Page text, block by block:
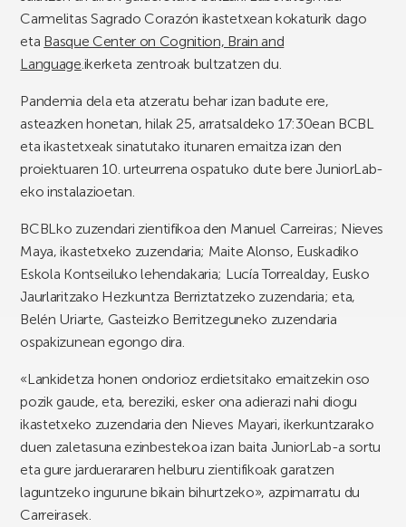
Carmelitas Sagrado Corazón ikastetxean kokaturik dago
eta Basque Center on Cognition, Brain and
Language.ikerketa zentroak bultzatzen du.
Pandemia dela eta atzeratu behar izan badute ere,
asteazken honetan, hilak 25, arratsaldeko 17:30ean BCBL
eta ikastetxeak sinatutako itunaren emaitza izan den
proiektuaren 10. urteurrena ospatuko dute bere JuniorLab-
eko instalazioetan.
BCBLko zuzendari zientifikoa den Manuel Carreiras; Nieves
Maya, ikastetxeko zuzendaria; Maite Alonso, Euskadiko
Eskola Kontseiluko lehendakaria; Lucía Torrealday, Eusko
Jaurlaritzako Hezkuntza Berriztatzeko zuzendaria; eta,
Belén Uriarte, Gasteizko Berritzeguneko zuzendaria
ospakizunean egongo dira.
«Lankidetza honen ondorioz erdietsitako emaitzekin oso
pozik gaude, eta, bereziki, esker ona adierazi nahi diogu
ikastetxeko zuzendaria den Nieves Mayari, ikerkuntzarako
duen zaletasuna ezinbestekoa izan baita JuniorLab-a sortu
eta gure jarduerararen helburu zientifikoak garatzen
laguntzeko ingurune bikain bihurtzeko», azpimarratu du
Carreirasek.